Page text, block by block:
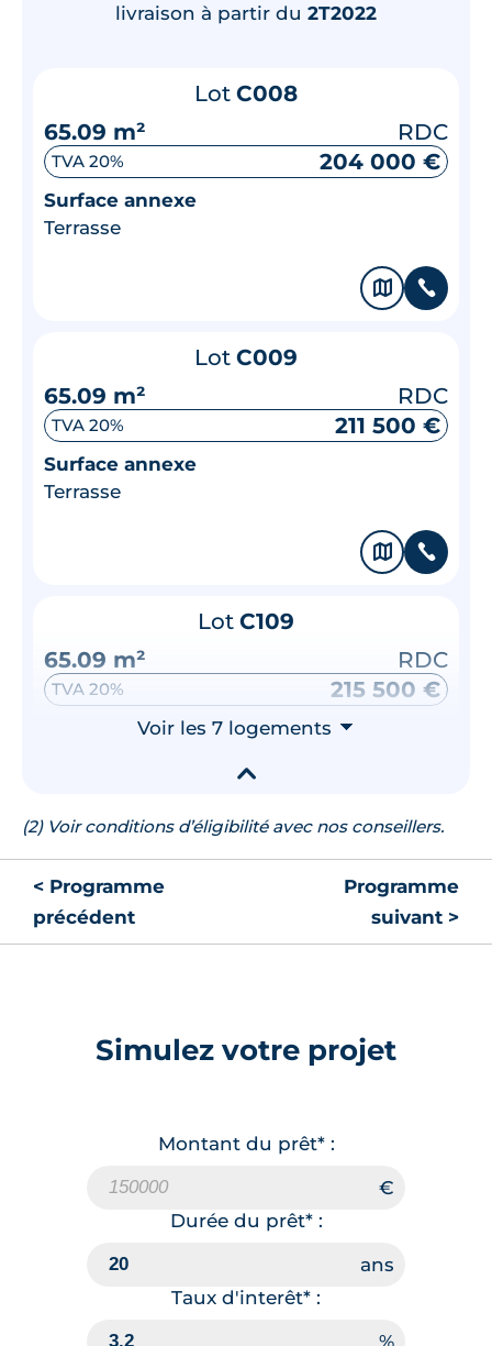
livraison à partir du 2T2022
Lot C008
65.09 m²
RDC
TVA 20% 204 000 €
Surface annexe
Terrasse
🗞 📞
Lot C009
65.09 m²
RDC
TVA 20% 211 500 €
Surface annexe
Terrasse
🗞 📞
Lot C109
65.09 m²
RDC
TVA 20% 215 500 €
Surface annexe
📞
65.09 m²
RDC
219 500 €
LotC003
65.09 m²
Surface annexe
Voir les 7 logements ⮟
▾
(2) Voir conditions d’éligibilité avec nos conseillers.
< Programme
précédent
Programme
suivant >
Simulez votre projet
Montant du prêt* :
Durée du prêt* :
Taux d'interêt* :